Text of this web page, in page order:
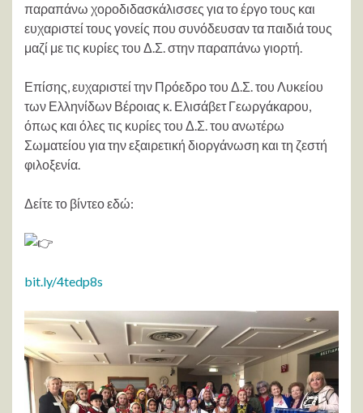
παραπάνω χοροδιδασκάλισσες για το έργο τους και
ευχαριστεί τους γονείς που συνόδευσαν τα παιδιά τους
μαζί με τις κυρίες του Δ.Σ. στην παραπάνω γιορτή.
Επίσης, ευχαριστεί την Πρόεδρο του Δ.Σ. του Λυκείου
των Ελληνίδων Βέροιας κ. Ελισάβετ Γεωργάκαρου,
όπως και όλες τις κυρίες του Δ.Σ. του ανωτέρω
Σωματείου για την εξαιρετική διοργάνωση και τη ζεστή
φιλοξενία.
Δείτε το βίντεο εδώ:
bit.ly/4tedp8s